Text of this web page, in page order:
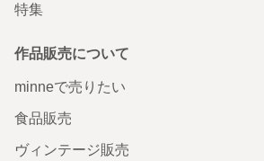
特集
作品販売について
minneで売りたい
食品販売
ヴィンテージ販売